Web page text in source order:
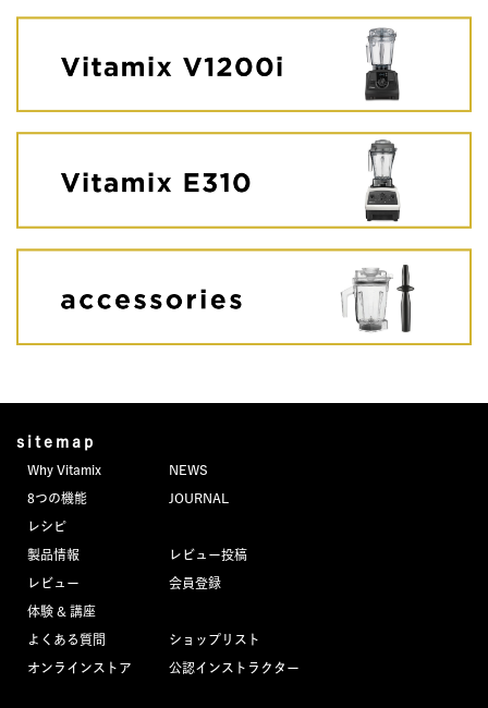
sitemap
Why Vitamix
8つの機能
レシピ
製品情報
レビュー
体験 & 講座
よくある質問
オンラインストア
NEWS
JOURNAL
レビュー投稿
会員登録
ショップリスト
公認インストラクター